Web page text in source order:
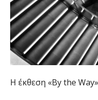
Η έκθεση «By the